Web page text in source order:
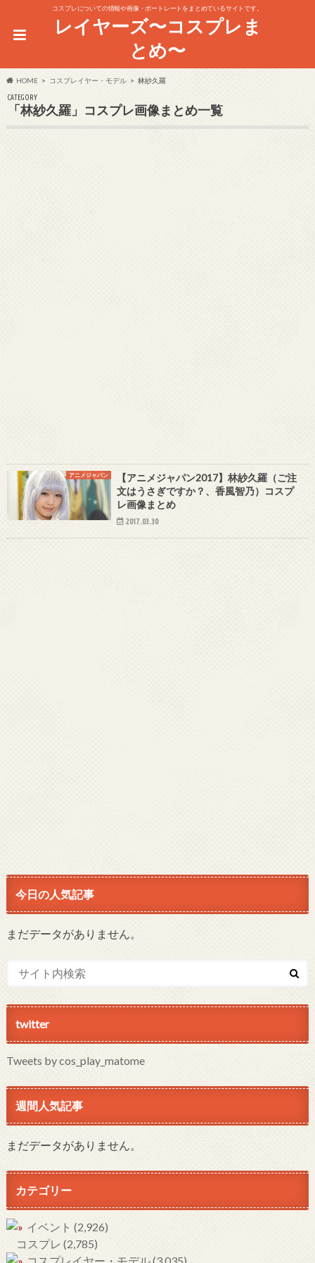
コスプレについての情報や画像・ポートレートをまとめているサイトです。
レイヤーズ〜コスプレま
とめ〜
HOME コスプレイヤー・モデル 林紗久羅
CATEGORY
「林紗久羅」コスプレ画像まとめ一覧
アニメジャパン
【アニメジャパン2017】林紗久羅（ご注
文はうさぎですか？、香風智乃）コスプ
レ画像まとめ
2017.03.30
今日の人気記事
まだデータがありません。
twitter
Tweets by cos_play_matome
週間人気記事
まだデータがありません。
カテゴリー
イベント (2,926)
コスプレ (2,785)